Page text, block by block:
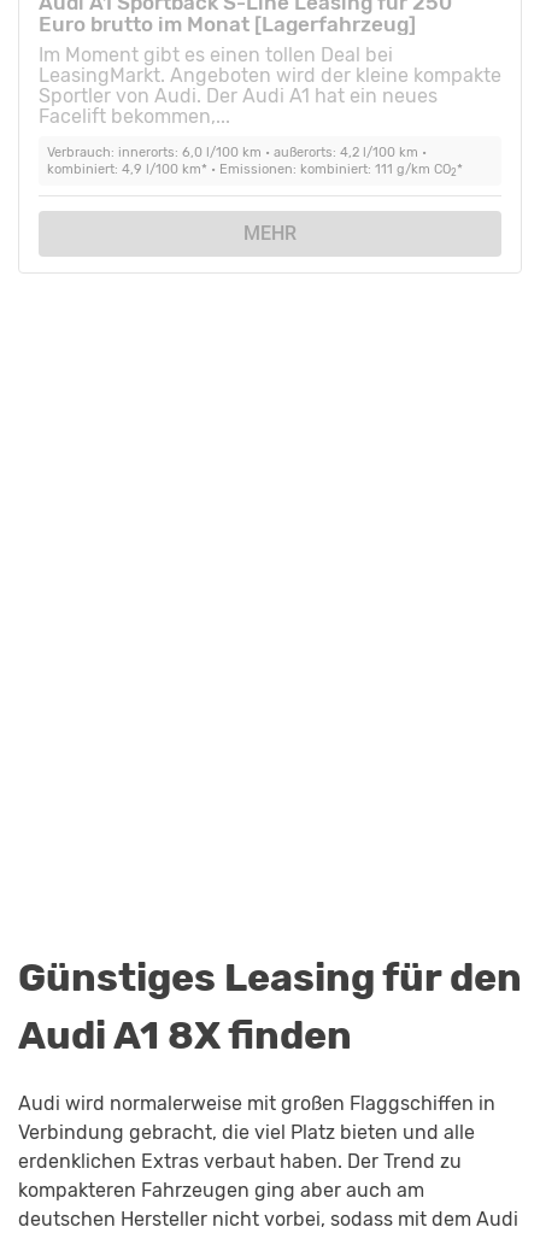
Euro brutto im Monat [Lagerfahrzeug]
Im Moment gibt es einen tollen Deal bei
LeasingMarkt. Angeboten wird der kleine kompakte
Sportler von Audi. Der Audi A1 hat ein neues
Facelift bekommen,...
Verbrauch: innerorts: 6,0 l/100 km • außerorts: 4,2 l/100 km •
kombiniert: 4,9 l/100 km* • Emissionen: kombiniert: 111 g/km CO2*
MEHR
Günstiges Leasing für den
Audi A1 8X finden
Audi wird normalerweise mit großen Flaggschiffen in
Verbindung gebracht, die viel Platz bieten und alle
erdenklichen Extras verbaut haben. Der Trend zu
kompakteren Fahrzeugen ging aber auch am
deutschen Hersteller nicht vorbei, sodass mit dem Audi